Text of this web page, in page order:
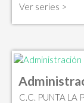
Ver series >
C.C. PUNTA LA